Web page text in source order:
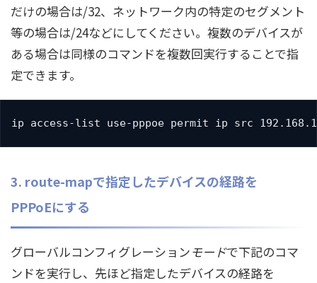
だけの場合は/32、ネットワーク内の特定のセグメント
等の場合は/24などにしてください。複数のデバイスが
ある場合は同様のコマンドを複数回実行することで指
定できます。
ip access-list use-pppoe permit ip src
3. route-mapで指定したデバイスの経路を
PPPoEにする
グローバルコンフィグレーションモードで下記のコマ
ンドを実行し、先ほど指定したデバイスの経路を